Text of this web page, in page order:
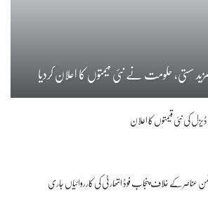
سستی، حکومت نے نئی قیمتوں کا اعلان کردیا
ڈیزل کی نئی قیمتوں کا اعلان
کے خلاف پنجاب فوڈ اتھارٹی کی کارروائیاں جاری